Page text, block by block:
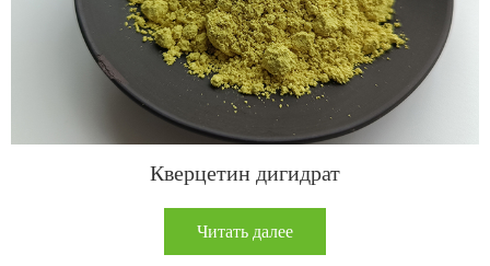
Кверцетин дигидрат
Читать далее